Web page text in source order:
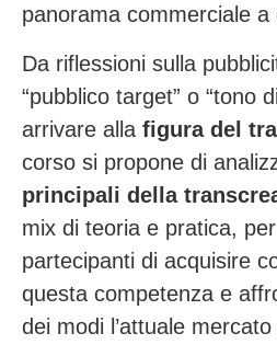
panorama commerciale a
Da riflessioni sulla
“pubblico target” o “tono
arrivare alla figura del
corso si propone di
principali della
mix di teoria e pratica,
partecipanti di acquisire
questa competenza e
dei modi l’attuale mercato